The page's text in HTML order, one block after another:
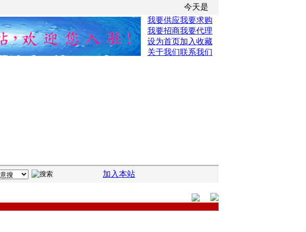
今天是
我要供应我要求购
我要招商我要代理
设为首页加入收藏
关于我们联系我们
加入本站